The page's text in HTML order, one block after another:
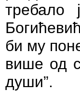
требало
би му
више од
души”.